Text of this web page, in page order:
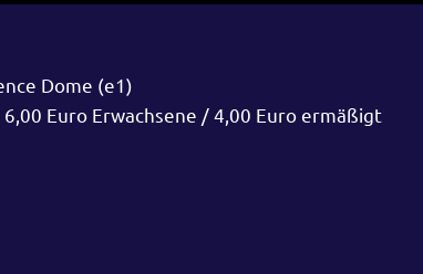
Dome (e1)
6,00 Euro Erwachsene / 4,00 Euro ermäßigt